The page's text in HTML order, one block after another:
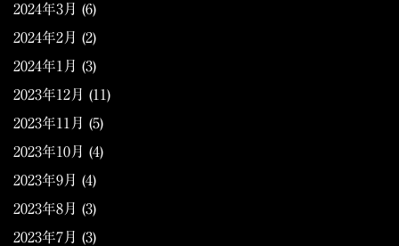
2024年3月 (6)
2024年2月 (2)
2024年1月 (3)
2023年12月 (11)
2023年11月 (5)
2023年10月 (4)
2023年9月 (4)
2023年8月 (3)
2023年7月 (3)